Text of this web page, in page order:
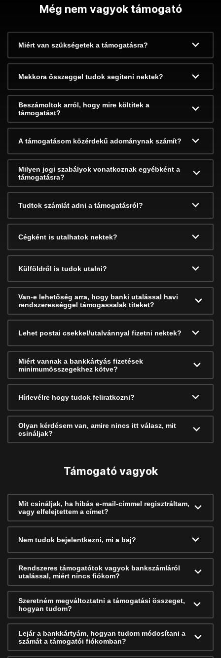
Még nem vagyok támogató
Miért van szükségetek a támogatásra?
Mekkora összeggel tudok segíteni nektek?
Beszámoltok arról, hogy mire költitek a
támogatást?
A támogatásom közérdekű adománynak számít?
Milyen jogi szabályok vonatkoznak egyébként a
támogatásra?
Tudtok számlát adni a támogatásról?
Cégként is utalhatok nektek?
Külföldről is tudok utalni?
Van-e lehetőség arra, hogy banki utalással havi
rendszerességgel támogassalak titeket?
Lehet postai csekkel/utalvánnyal fizetni nektek?
Miért vannak a bankkártyás fizetések
minimumösszegekhez kötve?
Hírlevélre hogy tudok feliratkozni?
Olyan kérdésem van, amire nincs itt válasz, mit
csináljak?
Támogató vagyok
Mit csináljak, ha hibás e-mail-címmel regisztráltam,
vagy elfelejtettem a címet?
Nem tudok bejelentkezni, mi a baj?
Rendszeres támogatótok vagyok bankszámláról
utalással, miért nincs fiókom?
Szeretném megváltoztatni a támogatási összeget,
hogyan tudom?
Lejár a bankkártyám, hogyan tudom módosítani a
számát a támogatói fiókomban?